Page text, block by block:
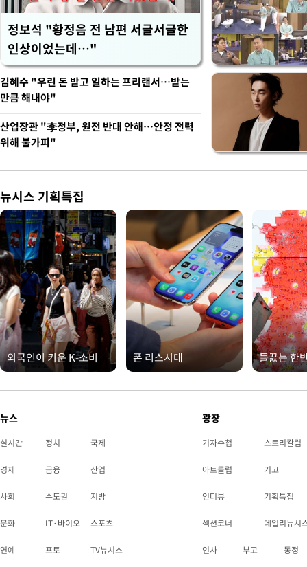
정보석 "황정음 전 남편 서글서글한
인상이었는데…"
김혜수 "우린 돈 받고 일하는 프리랜서…받는
만큼 해내야"
산업장관 "李정부, 원전 반대 안해…안정 전력
위해 불가피"
뉴시스 기획특집
외국인이 키운 K-소비 폰 리스시대 들끓는 한
뉴스
실시간 정치 국제
경제 금융 산업
사회 수도권 지방
문화 IT·바이오 스포츠
연예 포토 TV뉴시스
광장
기자수첩 스토리칼럼
아트클럽 기고
인터뷰 기획특집
섹션코너 데일리뉴시
인사 부고 동정